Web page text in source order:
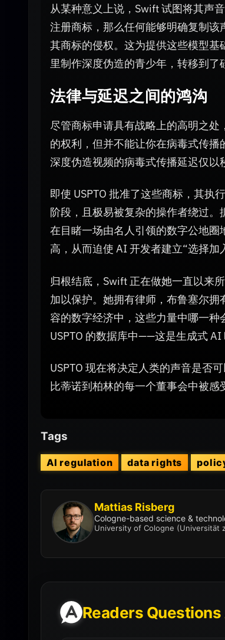
从某种意义上说，Swift 试图将其声
注册商标，那么任何能够明确复制
其商标的侵权。这为提供这些模型
里制作深度伪造的青少年，转移到了
法律与延迟之间的鸿沟
尽管商标申请具有战略上的高明之
的权利，但并不能让你在病毒式传
深度伪造视频的病毒式传播延迟仅以
即使 USPTO 批准了这些商标，其
阶段，且极易被复杂的操作者绕过
在目睹一场由名人引领的数字公地
高，从而迫使 AI 开发者建立“选择加
归根结底，Swift 正在做她一直以来
加以保护。她拥有律师，布鲁塞尔
容的数字经济中，这些力量中哪一
USPTO 的数据库中——这是生成式 AI
USPTO 现在将决定人类的声音是否
比蒂诺到柏林的每一个董事会中被感
Tags
AI regulation data rights
Mattias Risberg
Cologne-based science &
University of Cologne (Universität
Readers